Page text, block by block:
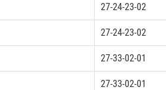
27-24-23-02
27-24-23-02
27-33-02-01
27-33-02-01